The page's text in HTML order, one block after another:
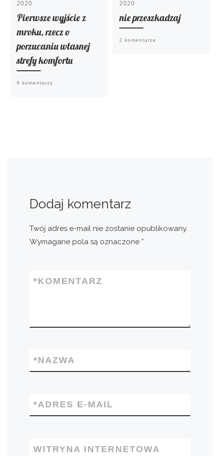
2020
Pierwsze wyjście z
mroku, rzecz o
porzucaniu własnej
strefy komfortu
6 komentarzy
2020
nie przeszkadzaj
2 komentarze
Dodaj komentarz
Twój adres e-mail nie zostanie opublikowany.
Wymagane pola są oznaczone *
KOMENTARZ
*
NAZWA
*
ADRES E-MAIL
*
WITRYNA INTERNETOWA